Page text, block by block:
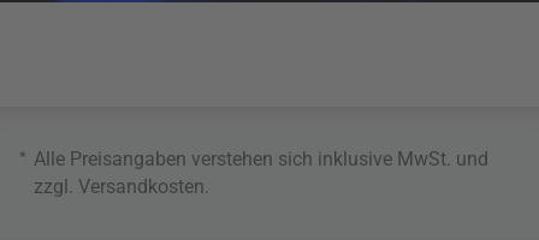
* Alle Preisangaben verstehen sich inklusive MwSt. und
zzgl. Versandkosten.